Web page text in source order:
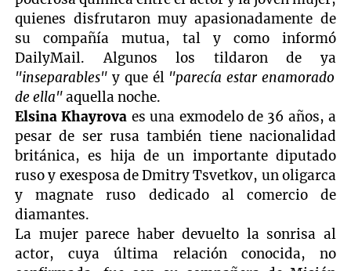
quienes disfrutaron muy apasionadamente de
su compañía mutua, tal y como informó
DailyMail. Algunos los tildaron de ya
"inseparables" y que él "parecía estar enamorado
de ella"aquella noche.
Elsina Khayrova es una exmodelo de 36 años, a
pesar de ser rusa también tiene nacionalidad
británica, es hija de un importante diputado
ruso y exesposa de Dmitry Tsvetkov, un oligarca
y magnate ruso dedicado al comercio de
diamantes.
La mujer parece haber devuelto la sonrisa al
actor, cuya última relación conocida, no